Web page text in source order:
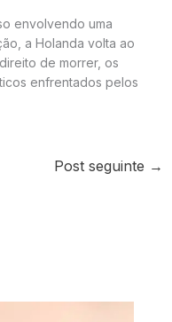
envolvendo uma
a Holanda volta ao
de morrer, os
enfrentados pelos
Post seguinte →